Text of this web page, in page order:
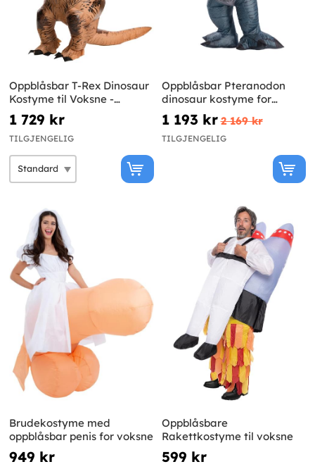
Oppblåsbar T-Rex Dinosaur
Kostyme til Voksne -
Jurassic World
1 729 kr
TILGJENGELIG
Oppblåsbar Pteranodon
dinosaur kostyme for
voksne - Jurassic World
1 193 kr 2 169 kr
TILGJENGELIG
Brudekostyme med
oppblåsbar penis for voksne
949 kr
Oppblåsbare
Rakettkostyme til voksne
599 kr